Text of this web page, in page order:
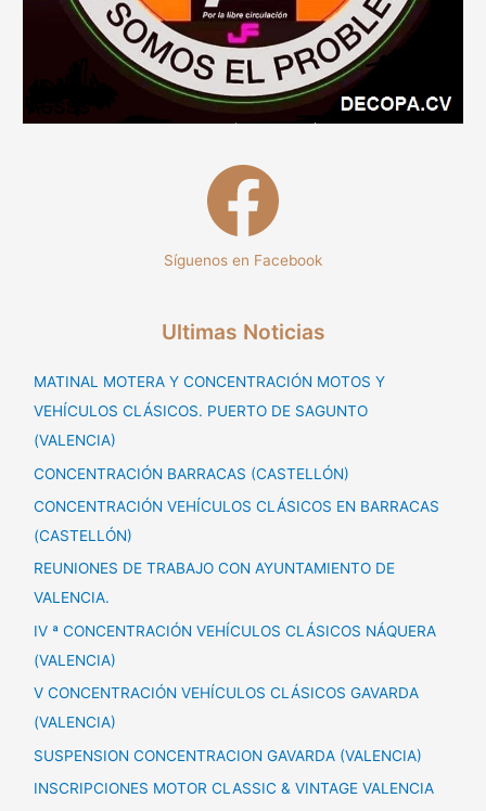
Síguenos en Facebook
Ultimas Noticias
MATINAL MOTERA Y CONCENTRACIÓN MOTOS Y
VEHÍCULOS CLÁSICOS. PUERTO DE SAGUNTO
(VALENCIA)
CONCENTRACIÓN BARRACAS (CASTELLÓN)
CONCENTRACIÓN VEHÍCULOS CLÁSICOS EN BARRACAS
(CASTELLÓN)
REUNIONES DE TRABAJO CON AYUNTAMIENTO DE
VALENCIA.
IV ª CONCENTRACIÓN VEHÍCULOS CLÁSICOS NÁQUERA
(VALENCIA)
V CONCENTRACIÓN VEHÍCULOS CLÁSICOS GAVARDA
(VALENCIA)
SUSPENSION CONCENTRACION GAVARDA (VALENCIA)
INSCRIPCIONES MOTOR CLASSIC & VINTAGE VALENCIA